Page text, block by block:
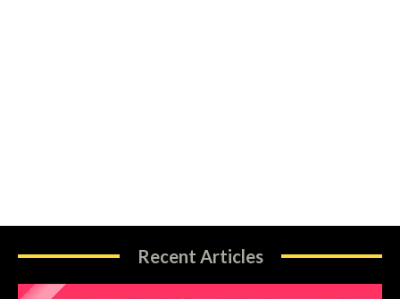
Recent Articles